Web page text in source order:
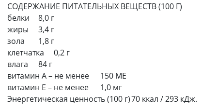
СОДЕРЖАНИЕ ПИТАТЕЛЬНЫХ ВЕЩЕСТВ (100 Г)
белки
8,0 г
жиры
3,4 г
зола
1,8 г
клетчатка
0,2 г
влага
84 г
витамин А – не менее
150 МЕ
витамин Е – не менее
1,0 мг
Энергетическая ценность (100 г)70 ккал / 293 кДж.